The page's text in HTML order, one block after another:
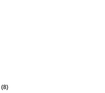
(8)